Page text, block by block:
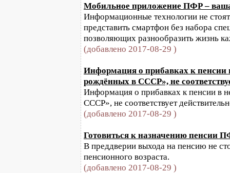
Мобильное приложение ПФР –
Информационные технологии не
представить смартфон без набора
позволяющих разнообразить жизнь
(добавлено 2017-08-29 )
Информация о прибавках к пенсии
рождённых в СССР», не
Информация о прибавках к пенсии в
СССР», не соответствует
(добавлено 2017-08-29 )
Готовиться к назначению пенсии
В преддверии выхода на пенсию не
пенсионного возраста.
(добавлено 2017-08-29 )